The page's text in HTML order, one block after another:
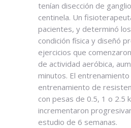
tenían disección de
centinela. Un
pacientes, y determinó
condición física y diseñó
ejercicios que
de actividad aeróbica,
minutos. El
entrenamiento de
con pesas de 0.5, 1 o 2.5
incrementaron
estudio de 6 semanas.